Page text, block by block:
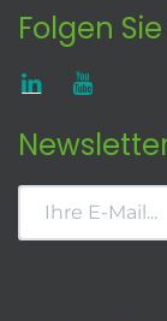
Folgen